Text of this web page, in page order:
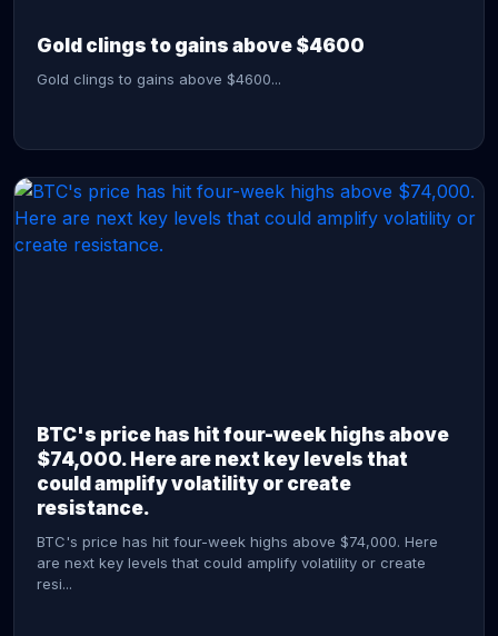
Gold clings to gains above $4600
Gold clings to gains above $4600...
BTC's price has hit four-week highs above
$74,000. Here are next key levels that
could amplify volatility or create
resistance.
BTC's price has hit four-week highs above $74,000. Here
are next key levels that could amplify volatility or create
resi...